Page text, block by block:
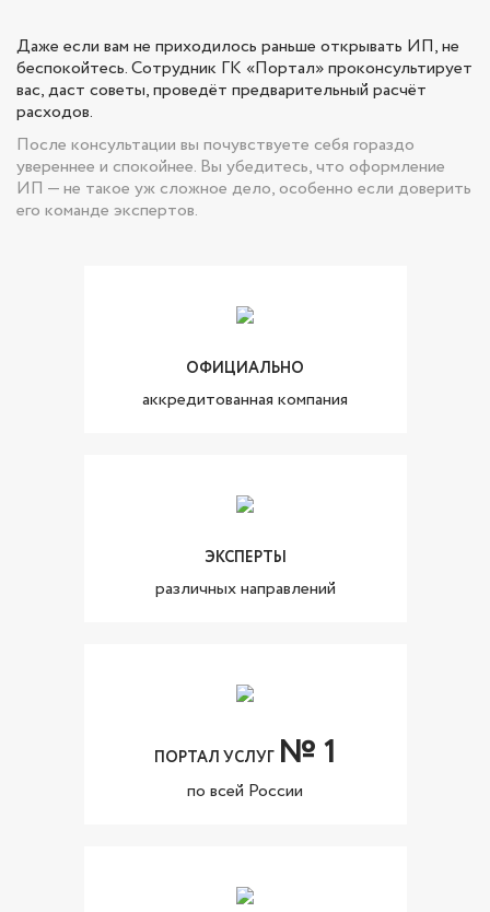
Даже если вам не приходилось раньше открывать ИП, не
беспокойтесь. Сотрудник ГК «Портал» проконсультирует
вас, даст советы, проведёт предварительный расчёт
расходов.
После консультации вы почувствуете себя гораздо
увереннее и спокойнее. Вы убедитесь, что оформление
ИП — не такое уж сложное дело, особенно если доверить
его команде экспертов.
ОФИЦИАЛЬНО
аккредитованная компания
ЭКСПЕРТЫ
различных направлений
ПОРТАЛ УСЛУГ № 1
по всей России